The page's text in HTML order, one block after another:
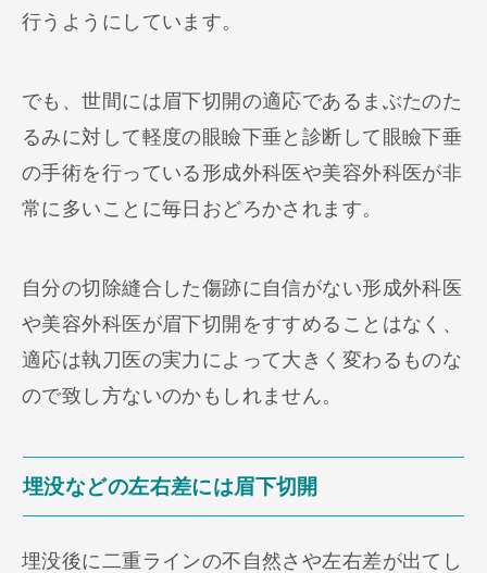
行うようにしています。
でも、世間には眉下切開の適応であるまぶたのた
るみに対して軽度の眼瞼下垂と診断して眼瞼下垂
の手術を行っている形成外科医や美容外科医が非
常に多いことに毎日おどろかされます。
自分の切除縫合した傷跡に自信がない形成外科医
や美容外科医が眉下切開をすすめることはなく、
適応は執刀医の実力によって大きく変わるものな
ので致し方ないのかもしれません。
埋没などの左右差には眉下切開
埋没後に二重ラインの不自然さや左右差が出てし